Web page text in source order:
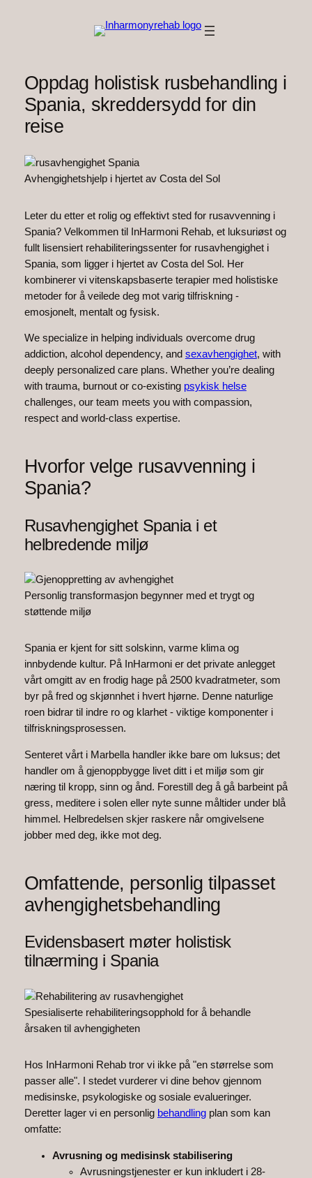
Oppdag holistisk rusbehandling i
Spania, skreddersydd for din
reise
Leter du etter et rolig og effektivt sted for rusavvenning i
Spania? Velkommen til InHarmoni Rehab, et luksuriøst og
fullt lisensiert rehabiliteringssenter for rusavhengighet i
Spania, som ligger i hjertet av Costa del Sol. Her
kombinerer vi vitenskapsbaserte terapier med holistiske
metoder for å veilede deg mot varig tilfriskning -
emosjonelt, mentalt og fysisk.
We specialize in helping individuals overcome drug
addiction, alcohol dependency, and sexavhengighet, with
deeply personalized care plans. Whether you’re dealing
with trauma, burnout or co-existing psykisk helse
challenges, our team meets you with compassion,
respect and world-class expertise.
Avhengighetshjelp i hjertet av Costa del Sol
Hvorfor velge rusavvenning i
Spania?
Rusavhengighet Spania i et
helbredende miljø
Personlig transformasjon begynner med et trygt og
støttende miljø
Spania er kjent for sitt solskinn, varme klima og
innbydende kultur. På InHarmoni er det private anlegget
vårt omgitt av en frodig hage på 2500 kvadratmeter, som
byr på fred og skjønnhet i hvert hjørne. Denne naturlige
roen bidrar til indre ro og klarhet - viktige komponenter i
tilfriskningsprosessen.
Senteret vårt i Marbella handler ikke bare om luksus; det
handler om å gjenoppbygge livet ditt i et miljø som gir
næring til kropp, sinn og ånd. Forestill deg å gå barbeint på
gress, meditere i solen eller nyte sunne måltider under blå
himmel. Helbredelsen skjer raskere når omgivelsene
jobber med deg, ikke mot deg.
Omfattende, personlig tilpasset
avhengighetsbehandling
Evidensbasert møter holistisk
tilnærming i Spania
Hos InHarmoni Rehab tror vi ikke på "en størrelse som
passer alle". I stedet vurderer vi dine behov gjennom
medisinske, psykologiske og sosiale evalueringer.
Deretter lager vi en personlig behandlingplan som kan
omfatte:
Avrusning og medisinsk stabilisering
Avrusningstjenester er kun inkludert i 28-
Spesialiserte rehabiliteringsopphold for å behandle
årsaken til avhengigheten